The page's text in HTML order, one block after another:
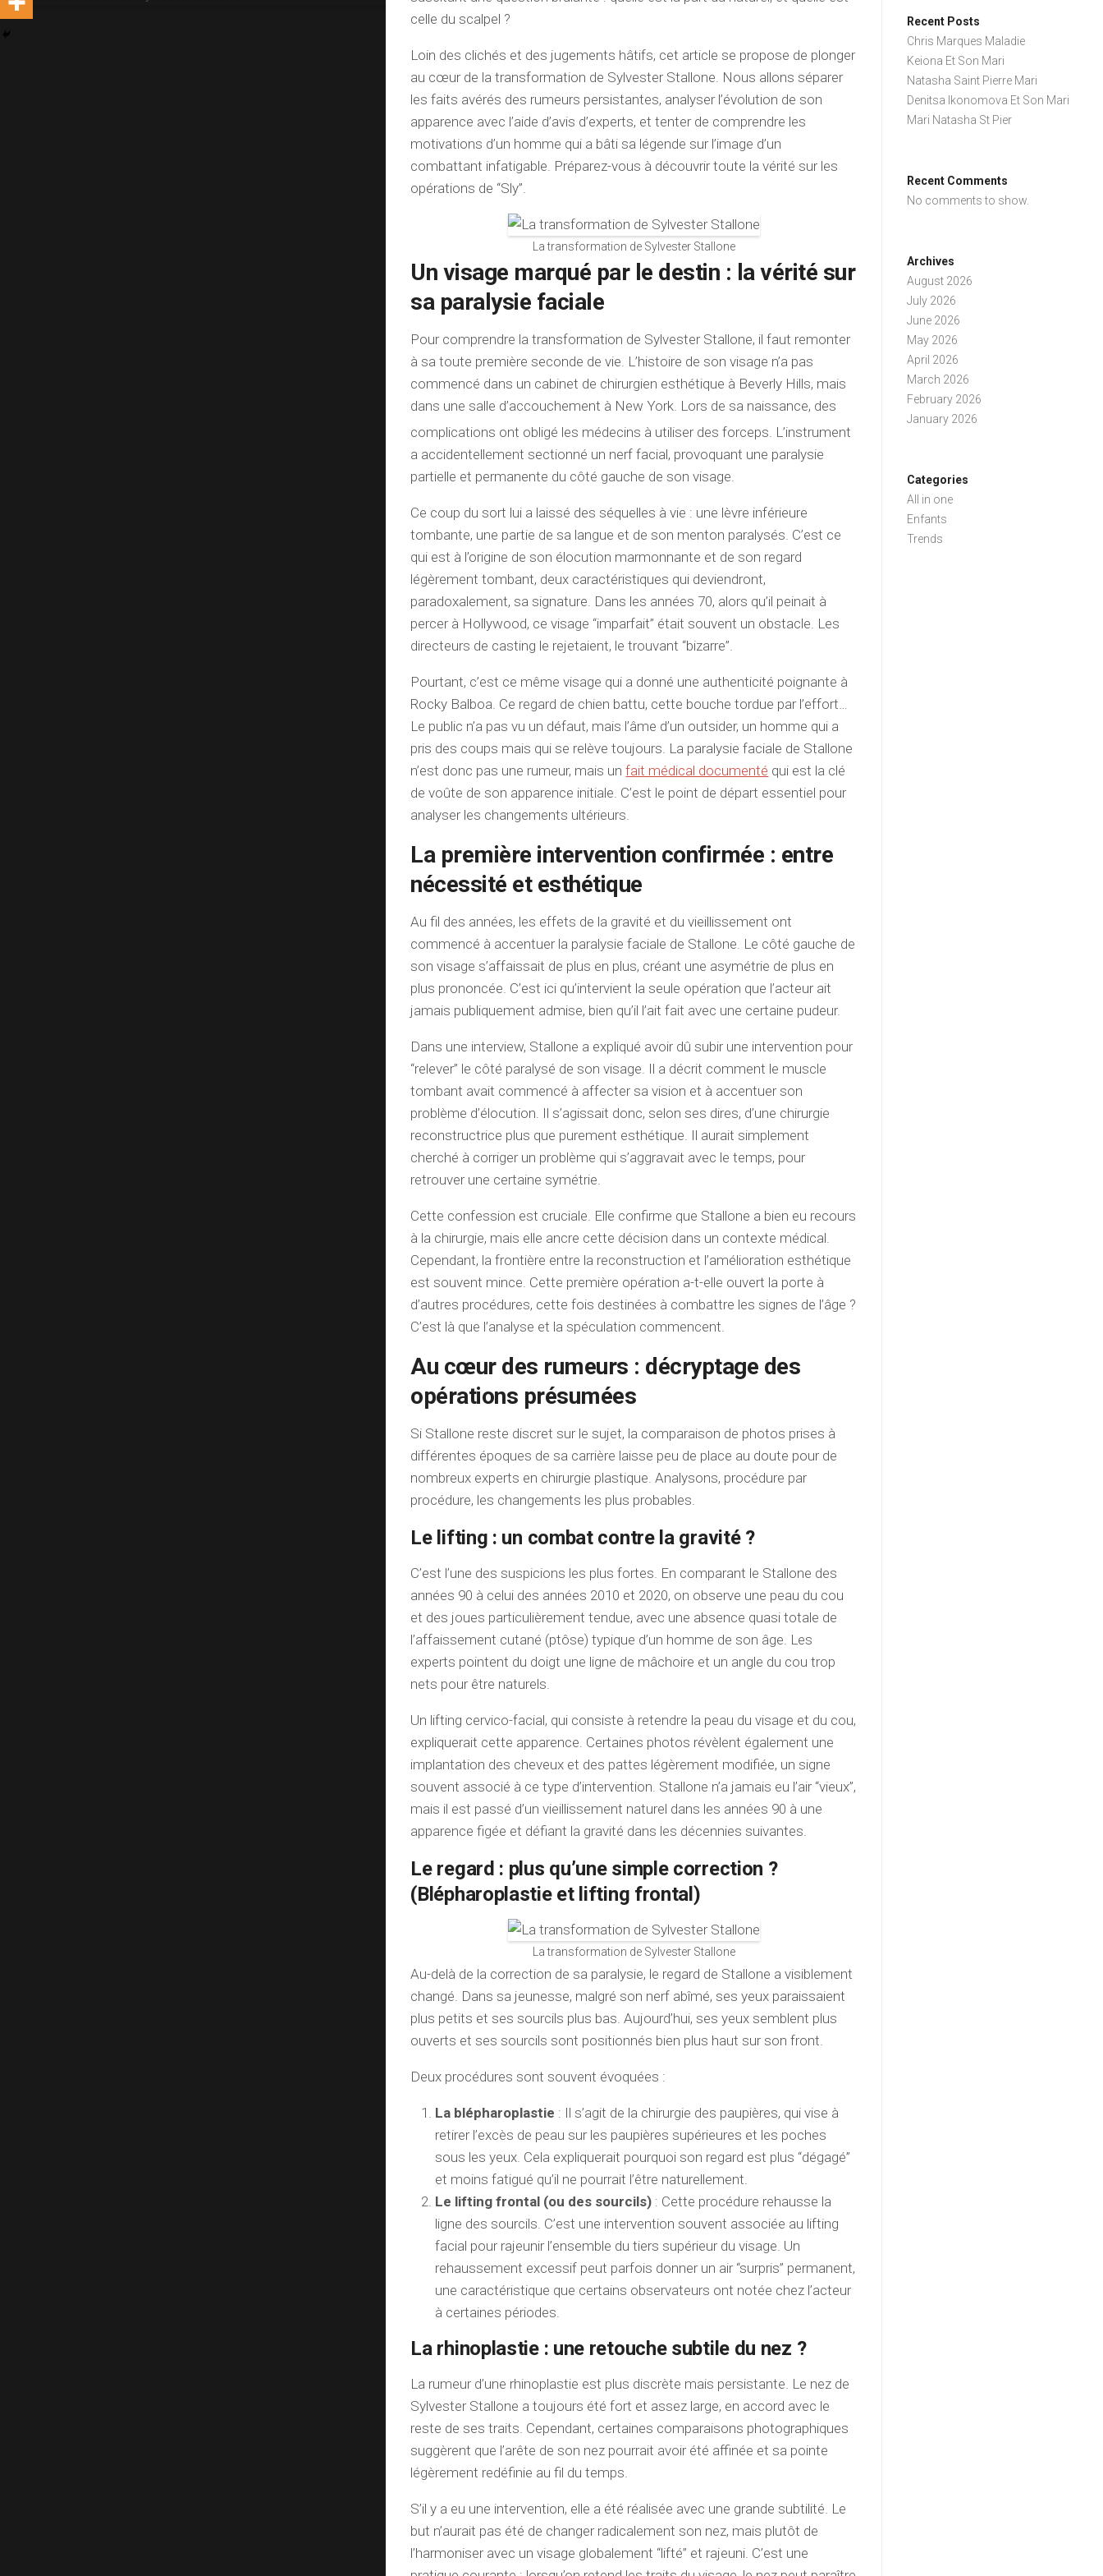
celle du scalpel ?
Loin des clichés et des jugements hâtifs, cet article se propose de plonger
au cœur de la transformation de Sylvester Stallone. Nous allons séparer
les faits avérés des rumeurs persistantes, analyser l’évolution de son
apparence avec l’aide d’avis d’experts, et tenter de comprendre les
motivations d’un homme qui a bâti sa légende sur l’image d’un
combattant infatigable. Préparez-vous à découvrir toute la vérité sur les
opérations de “Sly”.
La transformation de Sylvester Stallone
Un visage marqué par le destin : la vérité sur
sa paralysie faciale
Pour comprendre la transformation de Sylvester Stallone, il faut remonter
à sa toute première seconde de vie. L’histoire de son visage n’a pas
commencé dans un cabinet de chirurgien esthétique à Beverly Hills, mais
dans une salle d’accouchement à New York. Lors de sa naissance, des
complications ont obligé les médecins à utiliser des forceps. L’instrument
a accidentellement sectionné un nerf facial, provoquant une paralysie
partielle et permanente du côté gauche de son visage.
Ce coup du sort lui a laissé des séquelles à vie : une lèvre inférieure
tombante, une partie de sa langue et de son menton paralysés. C’est ce
qui est à l’origine de son élocution marmonnante et de son regard
légèrement tombant, deux caractéristiques qui deviendront,
paradoxalement, sa signature. Dans les années 70, alors qu’il peinait à
percer à Hollywood, ce visage “imparfait” était souvent un obstacle. Les
directeurs de casting le rejetaient, le trouvant “bizarre”.
Pourtant, c’est ce même visage qui a donné une authenticité poignante à
Rocky Balboa. Ce regard de chien battu, cette bouche tordue par l’effort…
Le public n’a pas vu un défaut, mais l’âme d’un outsider, un homme qui a
pris des coups mais qui se relève toujours. La paralysie faciale de Stallone
n’est donc pas une rumeur, mais unfait médical documenté qui est la clé
de voûte de son apparence initiale. C’est le point de départ essentiel pour
analyser les changements ultérieurs.
La première intervention confirmée : entre
nécessité et esthétique
Au fil des années, les effets de la gravité et du vieillissement ont
commencé à accentuer la paralysie faciale de Stallone. Le côté gauche de
son visage s’affaissait de plus en plus, créant une asymétrie de plus en
plus prononcée. C’est ici qu’intervient la seule opération que l’acteur ait
jamais publiquement admise, bien qu’il l’ait fait avec une certaine pudeur.
Dans une interview, Stallone a expliqué avoir dû subir une intervention pour
“relever” le côté paralysé de son visage. Il a décrit comment le muscle
tombant avait commencé à affecter sa vision et à accentuer son
problème d’élocution. Il s’agissait donc, selon ses dires, d’une chirurgie
reconstructrice plus que purement esthétique. Il aurait simplement
cherché à corriger un problème qui s’aggravait avec le temps, pour
retrouver une certaine symétrie.
Cette confession est cruciale. Elle confirme que Stallone a bien eu recours
à la chirurgie, mais elle ancre cette décision dans un contexte médical.
Cependant, la frontière entre la reconstruction et l’amélioration esthétique
est souvent mince. Cette première opération a-t-elle ouvert la porte à
d’autres procédures, cette fois destinées à combattre les signes de l’âge ?
C’est là que l’analyse et la spéculation commencent.
Au cœur des rumeurs : décryptage des
opérations présumées
Si Stallone reste discret sur le sujet, la comparaison de photos prises à
différentes époques de sa carrière laisse peu de place au doute pour de
nombreux experts en chirurgie plastique. Analysons, procédure par
procédure, les changements les plus probables.
Le lifting : un combat contre la gravité ?
C’est l’une des suspicions les plus fortes. En comparant le Stallone des
années 90 à celui des années 2010 et 2020, on observe une peau du cou
et des joues particulièrement tendue, avec une absence quasi totale de
l’affaissement cutané (ptôse) typique d’un homme de son âge. Les
experts pointent du doigt une ligne de mâchoire et un angle du cou trop
nets pour être naturels.
Un lifting cervico-facial, qui consiste à retendre la peau du visage et du cou,
expliquerait cette apparence. Certaines photos révèlent également une
implantation des cheveux et des pattes légèrement modifiée, un signe
souvent associé à ce type d’intervention. Stallone n’a jamais eu l’air “vieux”,
mais il est passé d’un vieillissement naturel dans les années 90 à une
apparence figée et défiant la gravité dans les décennies suivantes.
Le regard : plus qu’une simple correction ?
(Blépharoplastie et lifting frontal)
La transformation de Sylvester Stallone
Au-delà de la correction de sa paralysie, le regard de Stallone a visiblement
changé. Dans sa jeunesse, malgré son nerf abîmé, ses yeux paraissaient
plus petits et ses sourcils plus bas. Aujourd’hui, ses yeux semblent plus
ouverts et ses sourcils sont positionnés bien plus haut sur son front.
Deux procédures sont souvent évoquées :
La blépharoplastie : Il s’agit de la chirurgie des paupières, qui vise à
retirer l’excès de peau sur les paupières supérieures et les poches
sous les yeux. Cela expliquerait pourquoi son regard est plus “dégagé”
et moins fatigué qu’il ne pourrait l’être naturellement.
Le lifting frontal (ou des sourcils) : Cette procédure rehausse la
ligne des sourcils. C’est une intervention souvent associée au lifting
facial pour rajeunir l’ensemble du tiers supérieur du visage. Un
rehaussement excessif peut parfois donner un air “surpris” permanent,
une caractéristique que certains observateurs ont notée chez l’acteur
à certaines périodes.
La rhinoplastie : une retouche subtile du nez ?
La rumeur d’une rhinoplastie est plus discrète mais persistante. Le nez de
Sylvester Stallone a toujours été fort et assez large, en accord avec le
reste de ses traits. Cependant, certaines comparaisons photographiques
suggèrent que l’arête de son nez pourrait avoir été affinée et sa pointe
légèrement redéfinie au fil du temps.
S’il y a eu une intervention, elle a été réalisée avec une grande subtilité. Le
but n’aurait pas été de changer radicalement son nez, mais plutôt de
l’harmoniser avec un visage globalement “lifté” et rajeuni. C’est une
Recent Posts
Chris Marques Maladie
Keiona Et Son Mari
Natasha Saint Pierre Mari
Denitsa Ikonomova Et Son Mari
Mari Natasha St Pier
Recent Comments
No comments to show.
Archives
August 2026
July 2026
June 2026
May 2026
April 2026
March 2026
February 2026
January 2026
Categories
All in one
Enfants
Trends